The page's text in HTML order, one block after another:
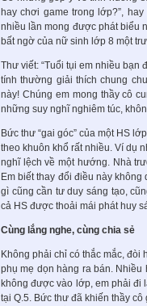
hay chơi game trong lớp?”,
nhiều lần mong được phát biểu
bất ngờ của nữ sinh lớp 8 một
Thư viết: “Tuổi tụi em nhiều bạn
tính thường giải thích chung
này! Chúng em mong thầy cô
những suy nghĩ nghiêm túc,
Bức thư “gai góc” của một HS
theo khuôn khổ rất nhiều. Ví dụ
nghĩ lệch về một hướng. Nhà
Em biết thay đổi điều này không
gì cũng cần tư duy sáng tạo,
cả HS được thoải mái phát huy
Cùng lắng nghe, cùng chia sẻ
Không phải chỉ có thắc mắc, đòi
phụ mẹ dọn hàng ra bán.
không được vào lớp, em phải đi
tại Q.5. Bức thư đã khiến thầy